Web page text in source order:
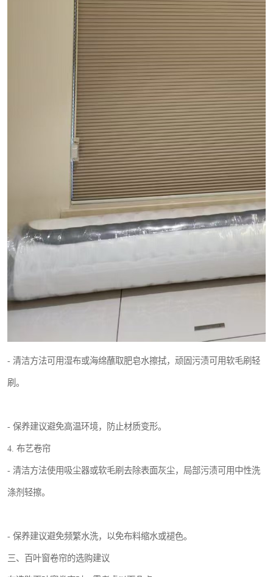
- 清洁方法可用湿布或海绵蘸取肥皂水擦拭，顽固污渍可用软毛刷轻
刷。
- 保养建议避免高温环境，防止材质变形。
4. 布艺卷帘
- 清洁方法使用吸尘器或软毛刷去除表面灰尘，局部污渍可用中性洗
涤剂轻擦。
- 保养建议避免频繁水洗，以免布料缩水或褪色。
三、百叶窗卷帘的选购建议